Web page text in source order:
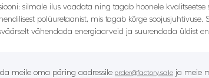
silmale ilus vaadata ning tagab hoonele kvalitseetse
polüuretaanist, mis tagab kõrge soojusjuhtivuse.
vähendada energiaarveid ja suurendada üldist
meile oma päring aadressile order@factory.sale ja meie